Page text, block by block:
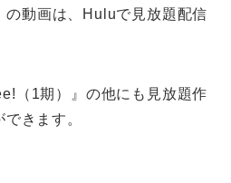
の動画は、Huluで見放題配信
（1期）』の他にも見放題作
きます。